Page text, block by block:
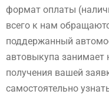
формат оплаты
всего к нам
поддержанный
автовыкупа занимает
получения вашей
самостоятельно